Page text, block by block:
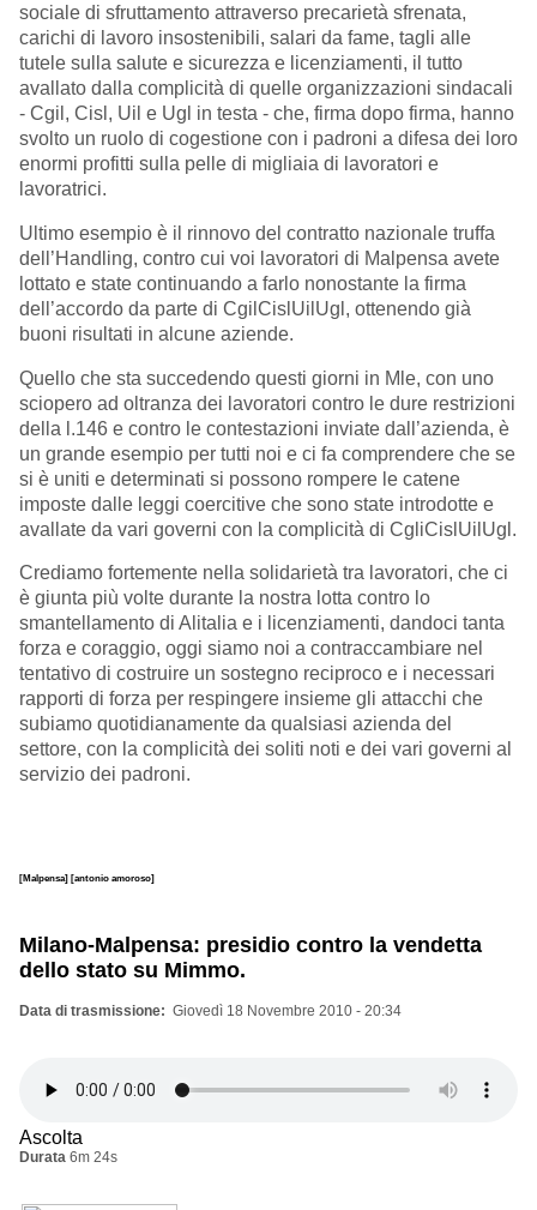
sociale di sfruttamento attraverso precarietà sfrenata,
carichi di lavoro insostenibili, salari da fame, tagli alle
tutele sulla salute e sicurezza e licenziamenti, il tutto
avallato dalla complicità di quelle organizzazioni sindacali
- Cgil, Cisl, Uil e Ugl in testa - che, firma dopo firma, hanno
svolto un ruolo di cogestione con i padroni a difesa dei loro
enormi profitti sulla pelle di migliaia di lavoratori e
lavoratrici.
Ultimo esempio è il rinnovo del contratto nazionale truffa
dell’Handling, contro cui voi lavoratori di Malpensa avete
lottato e state continuando a farlo nonostante la firma
dell’accordo da parte di CgilCislUilUgl, ottenendo già
buoni risultati in alcune aziende.
Quello che sta succedendo questi giorni in Mle, con uno
sciopero ad oltranza dei lavoratori contro le dure restrizioni
della l.146 e contro le contestazioni inviate dall’azienda, è
un grande esempio per tutti noi e ci fa comprendere che se
si è uniti e determinati si possono rompere le catene
imposte dalle leggi coercitive che sono state introdotte e
avallate da vari governi con la complicità di CgliCislUilUgl.
Crediamo fortemente nella solidarietà tra lavoratori, che ci
è giunta più volte durante la nostra lotta contro lo
smantellamento di Alitalia e i licenziamenti, dandoci tanta
forza e coraggio, oggi siamo noi a contraccambiare nel
tentativo di costruire un sostegno reciproco e i necessari
rapporti di forza per respingere insieme gli attacchi che
subiamo quotidianamente da qualsiasi azienda del
settore, con la complicità dei soliti noti e dei vari governi al
servizio dei padroni.
[Malpensa] [antonio amoroso]
Milano-Malpensa: presidio contro la vendetta
dello stato su Mimmo.
Data di trasmissione Giovedì 18 Novembre 2010 - 20:34
Ascolta
Durata 6m 24s